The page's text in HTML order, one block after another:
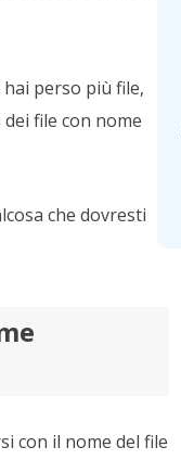
perso più file,
file con nome
che dovresti
con il nome del file